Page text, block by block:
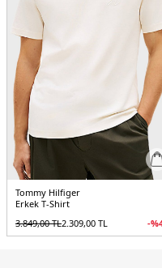
Tommy Hilfiger
Erkek T-Shirt
3.849,00TL2.309,00 TL -%